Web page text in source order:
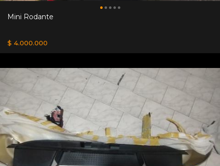
Mini Rodante
$ 4.000.000